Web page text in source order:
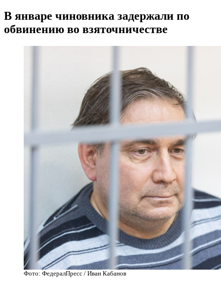
В январе чиновника задержали по
обвинению во взяточничестве
Фото: ФедералПресс / Иван Кабанов